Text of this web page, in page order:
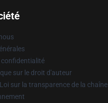
confidentialité
sur le droit d'auteur
sur la transparence de la chaîne